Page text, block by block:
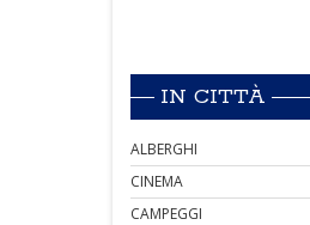
IN CITTÀ
ALBERGHI
CINEMA
CAMPEGGI